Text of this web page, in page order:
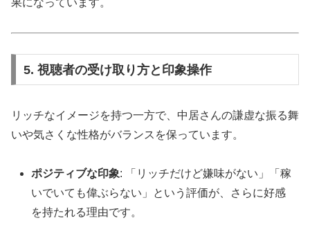
果になっています。
5. 視聴者の受け取り方と印象操作
リッチなイメージを持つ一方で、中居さんの謙虚な振る舞
いや気さくな性格がバランスを保っています。
ポジティブな印象: 「リッチだけど嫌味がない」「稼
いでいても偉ぶらない」という評価が、さらに好感
を持たれる理由です。